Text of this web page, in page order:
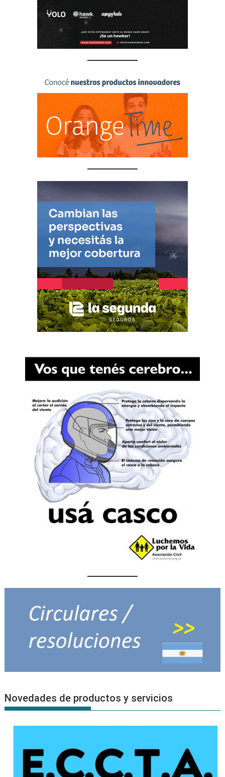
Novedades de productos y servicios